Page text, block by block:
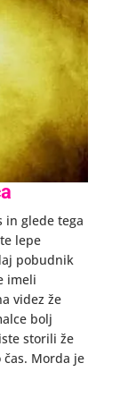
glede tega
lepe
pobudnik
imeli
videz že
bolj
storili že
Morda je